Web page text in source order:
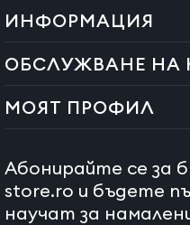
ИНФОРМАЦИЯ
ОБСЛУЖВАНЕ НА
МОЯТ ПРОФИЛ
Абонирайте се за
store.ro и бъдете
научат за